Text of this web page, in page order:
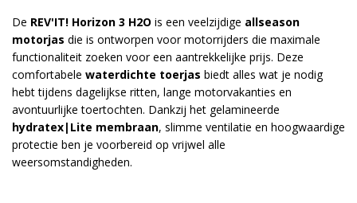
De REV'IT! Horizon 3 H2O is een veelzijdige allseason
motorjas die is ontworpen voor motorrijders die maximale
functionaliteit zoeken voor een aantrekkelijke prijs. Deze
comfortabele waterdichte toerjas biedt alles wat je nodig
hebt tijdens dagelijkse ritten, lange motorvakanties en
avontuurlijke toertochten. Dankzij het gelamineerde
hydratex|Lite membraan, slimme ventilatie en hoogwaardige
protectie ben je voorbereid op vrijwel alle
weersomstandigheden.